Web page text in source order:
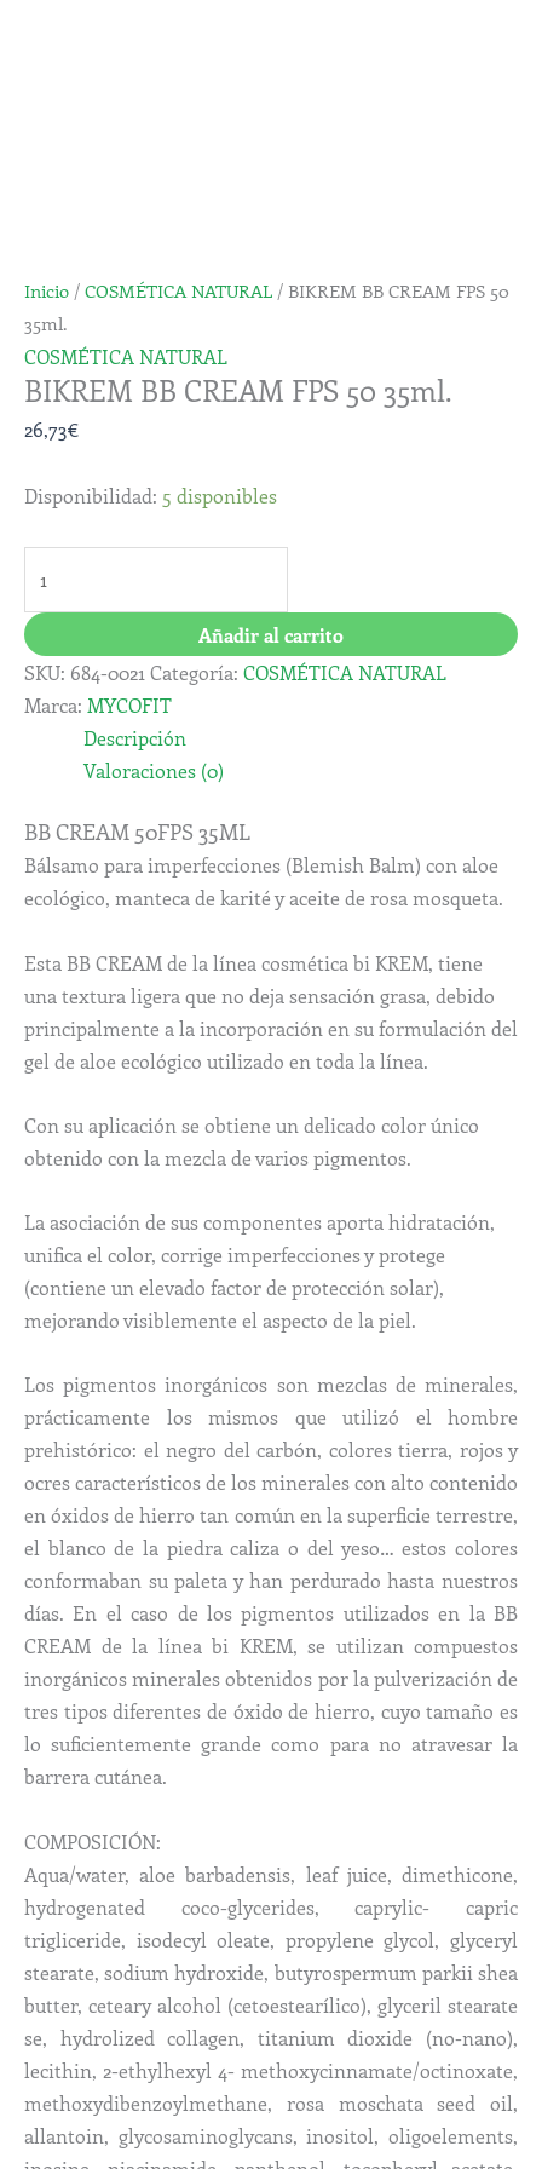
Inicio / COSMÉTICA NATURAL / BIKREM BB CREAM FPS 50
35ml.
COSMÉTICA NATURAL
BIKREM BB CREAM FPS 50 35ml.
26,73€
Disponibilidad: 5 disponibles
Añadir al carrito
SKU: 684-0021 Categoría: COSMÉTICA NATURAL
Marca: MYCOFIT
Descripción
Valoraciones (0)
BB CREAM 50FPS 35ML
Bálsamo para imperfecciones (Blemish Balm) con aloe
ecológico, manteca de karité y aceite de rosa mosqueta.
Esta BB CREAM de la línea cosmética bi KREM, tiene
una textura ligera que no deja sensación grasa, debido
principalmente a la incorporación en su formulación del
gel de aloe ecológico utilizado en toda la línea.
Con su aplicación se obtiene un delicado color único
obtenido con la mezcla de varios pigmentos.
La asociación de sus componentes aporta hidratación,
unifica el color, corrige imperfecciones y protege
(contiene un elevado factor de protección solar),
mejorando visiblemente el aspecto de la piel.
Los pigmentos inorgánicos son mezclas de minerales,
prácticamente los mismos que utilizó el hombre
prehistórico: el negro del carbón, colores tierra, rojos y
ocres característicos de los minerales con alto contenido
en óxidos de hierro tan común en la superficie terrestre,
el blanco de la piedra caliza o del yeso… estos colores
conformaban su paleta y han perdurado hasta nuestros
días. En el caso de los pigmentos utilizados en la BB
CREAM de la línea bi KREM, se utilizan compuestos
inorgánicos minerales obtenidos por la pulverización de
tres tipos diferentes de óxido de hierro, cuyo tamaño es
lo suficientemente grande como para no atravesar la
barrera cutánea.
COMPOSICIÓN:
Aqua/water, aloe barbadensis, leaf juice, dimethicone,
hydrogenated coco-glycerides, caprylic- capric
trigliceride, isodecyl oleate, propylene glycol, glyceryl
stearate, sodium hydroxide, butyrospermum parkii shea
butter, ceteary alcohol (cetoestearílico), glyceril stearate
se, hydrolized collagen, titanium dioxide (no-nano),
lecithin, 2-ethylhexyl 4- methoxycinnamate/octinoxate,
methoxydibenzoylmethane, rosa moschata seed oil,
allantoin, glycosaminoglycans, inositol, oligoelements,